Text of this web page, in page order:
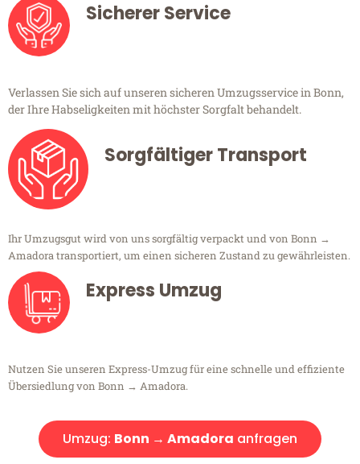
Sicherer Service
Verlassen Sie sich auf unseren sicheren Umzugsservice in Bonn,
der Ihre Habseligkeiten mit höchster Sorgfalt behandelt.
Sorgfältiger Transport
Ihr Umzugsgut wird von uns sorgfältig verpackt und von Bonn →
Amadora transportiert, um einen sicheren Zustand zu gewährleisten.
Express Umzug
Nutzen Sie unseren Express-Umzug für eine schnelle und effiziente
Übersiedlung von Bonn → Amadora.
Umzug: Bonn → Amadora anfragen